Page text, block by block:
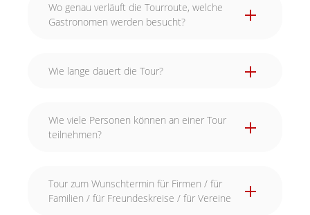
Wo genau verläuft die Tourroute, welche
Gastronomen werden besucht?
Wie lange dauert die Tour?
Wie viele Personen können an einer Tour
teilnehmen?
Tour zum Wunschtermin für Firmen / für
Familien / für Freundeskreise / für Vereine